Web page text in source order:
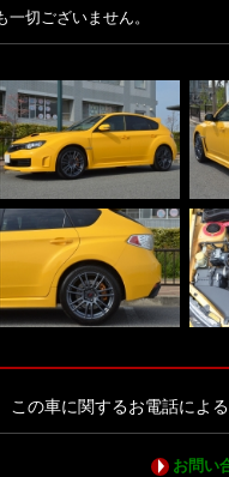
一切ございません。
この車に関するお電話によ
お問い